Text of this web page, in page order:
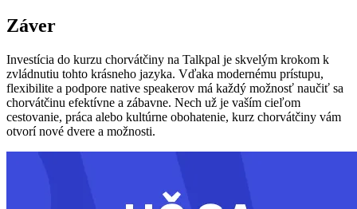
Záver
Investícia do kurzu chorvátčiny na Talkpal je skvelým krokom k
zvládnutiu tohto krásneho jazyka. Vďaka modernému prístupu,
flexibilite a podpore native speakerov má každý možnosť naučiť sa
chorvátčinu efektívne a zábavne. Nech už je vaším cieľom
cestovanie, práca alebo kultúrne obohatenie, kurz chorvátčiny vám
otvorí nové dvere a možnosti.